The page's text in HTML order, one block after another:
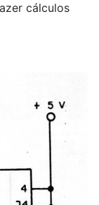
cálculos